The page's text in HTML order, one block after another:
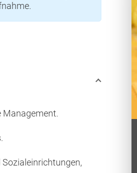
Management.
Sozialeinrichtungen,